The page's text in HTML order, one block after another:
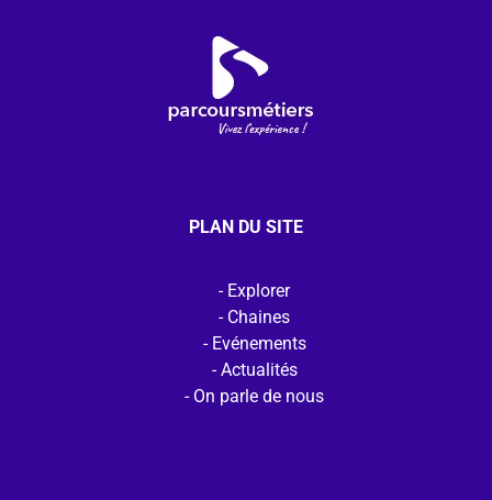
PLAN DU SITE
Explorer
Chaines
Evénements
Actualités
On parle de nous